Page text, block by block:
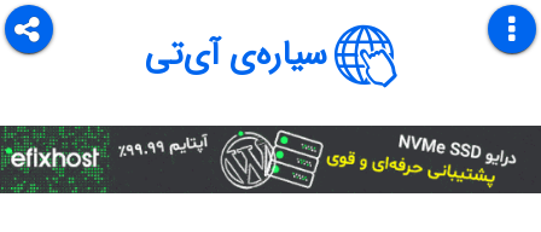
سیاره‌ی آی‌تی